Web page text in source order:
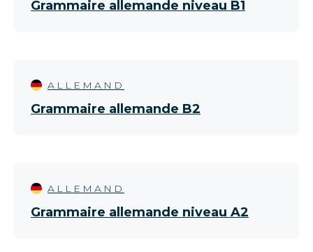
Grammaire allemande niveau B1
ALLEMAND
Grammaire allemande B2
ALLEMAND
Grammaire allemande niveau A2